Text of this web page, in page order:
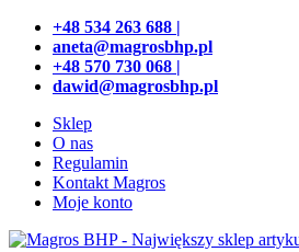
Przejdź
nawigacji
Przeskocz
treści
+48 534 263 688 |
aneta@magrosbhp.pl
+48 570 730 068 |
dawid@magrosbhp.pl
Sklep
O nas
Regulamin
Kontakt Magros
Moje konto